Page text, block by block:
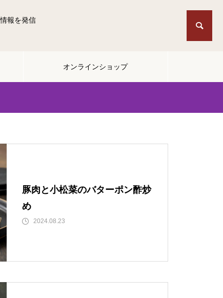
報を発信
オンラインショップ
豚肉と小松菜のバターポン酢炒
め
2024.08.23